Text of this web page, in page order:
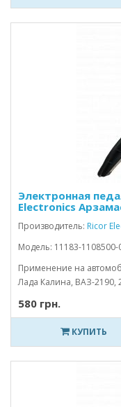
Электронная
Electronics
Производитель: Ricor
Модель: 11183-1108500-
Применение на
Лада Калина, ВАЗ-2190,
580 грн.
КУПИТЬ